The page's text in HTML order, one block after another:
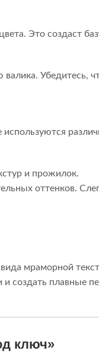
Это создаст
Убедитесь,
используются
и прожилок.
оттенков.
вида мраморной
и создать плавные
ключ»